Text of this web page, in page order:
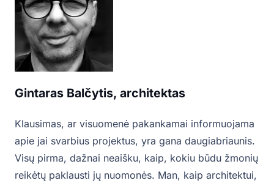
Gintaras Balčytis, architektas
Klausimas, ar visuomenė pakankamai informuojama
apie jai svarbius projektus, yra gana daugiabriaunis.
Visų pirma, dažnai neaišku, kaip, kokiu būdu žmonių
reikėtų paklausti jų nuomonės. Man, kaip architektui,